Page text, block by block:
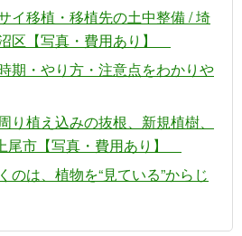
イ移植・移植先の土中整備 / 埼
区【写真・費用あり】
期・やり方・注意点をわかりや
り植え込みの抜根、新規植樹、
尾市【写真・費用あり】
のは、植物を“見ている”からじ